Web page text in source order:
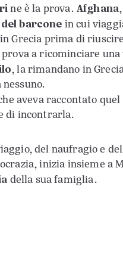
ne è la prova. Afghana
barcone in cui
Grecia prima di
a ricominciare
, la rimandano in
aveva raccontato
di incontrarla.
del naufragio e
inizia insieme a
della sua famiglia.